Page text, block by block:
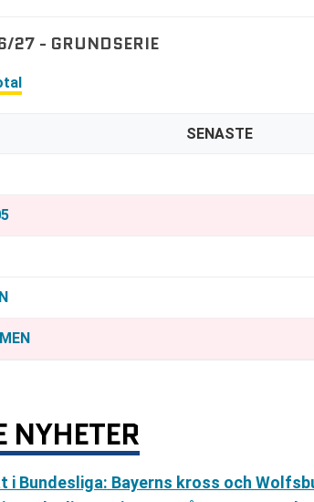
27 - GRUNDSERIE
SENASTE
NYHETER
i Bundesliga: Bayerns kross och